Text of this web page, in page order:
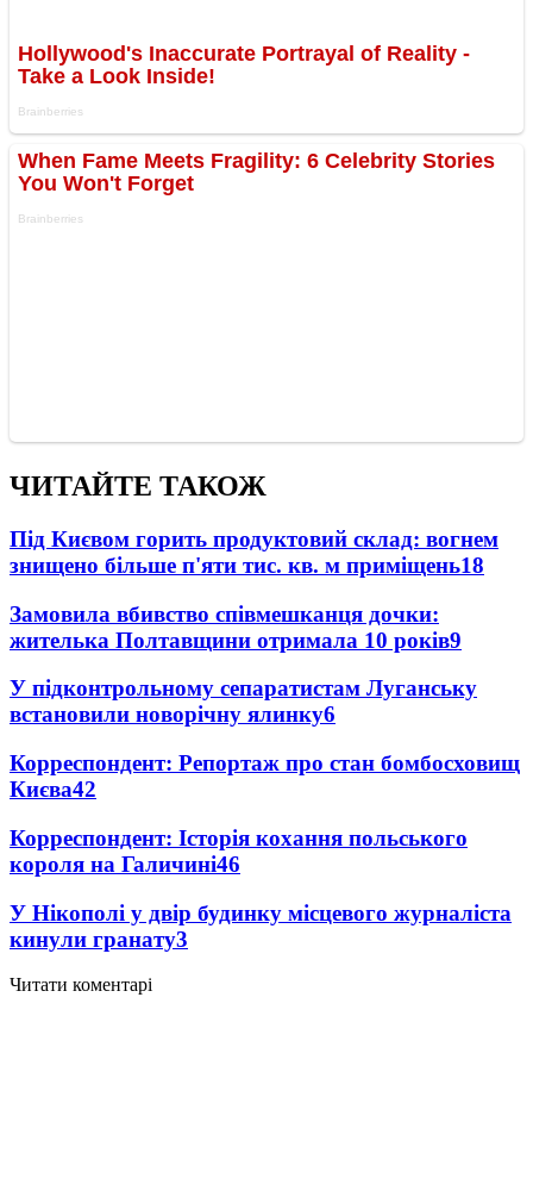
ЧИТАЙТЕ ТАКОЖ
Під Києвом горить продуктовий склад: вогнем
знищено більше п'яти тис. кв. м приміщень18
Замовила вбивство співмешканця дочки:
жителька Полтавщини отримала 10 років9
У підконтрольному сепаратистам Луганську
встановили новорічну ялинку6
Корреспондент: Репортаж про стан бомбосховищ
Києва42
Корреспондент: Історія кохання польського
короля на Галичині46
У Нікополі у двір будинку місцевого журналіста
кинули гранату3
Читати коментарі